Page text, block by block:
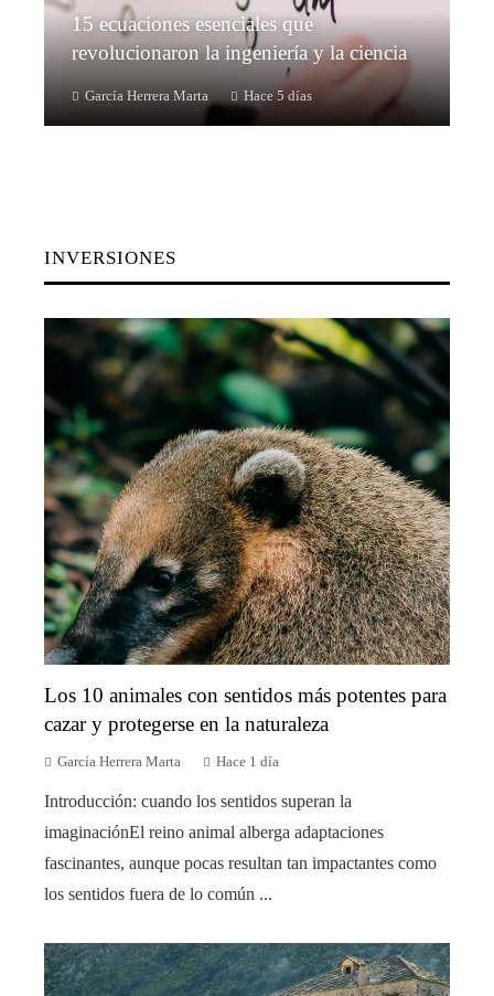
15 ecuaciones esenciales que
revolucionaron la ingeniería y la ciencia
García Herrera Marta Hace 5 días
INVERSIONES
Los 10 animales con sentidos más potentes para
cazar y protegerse en la naturaleza
García Herrera Marta Hace 1 día
Introducción: cuando los sentidos superan la
imaginaciónEl reino animal alberga adaptaciones
fascinantes, aunque pocas resultan tan impactantes como
los sentidos fuera de lo común ...